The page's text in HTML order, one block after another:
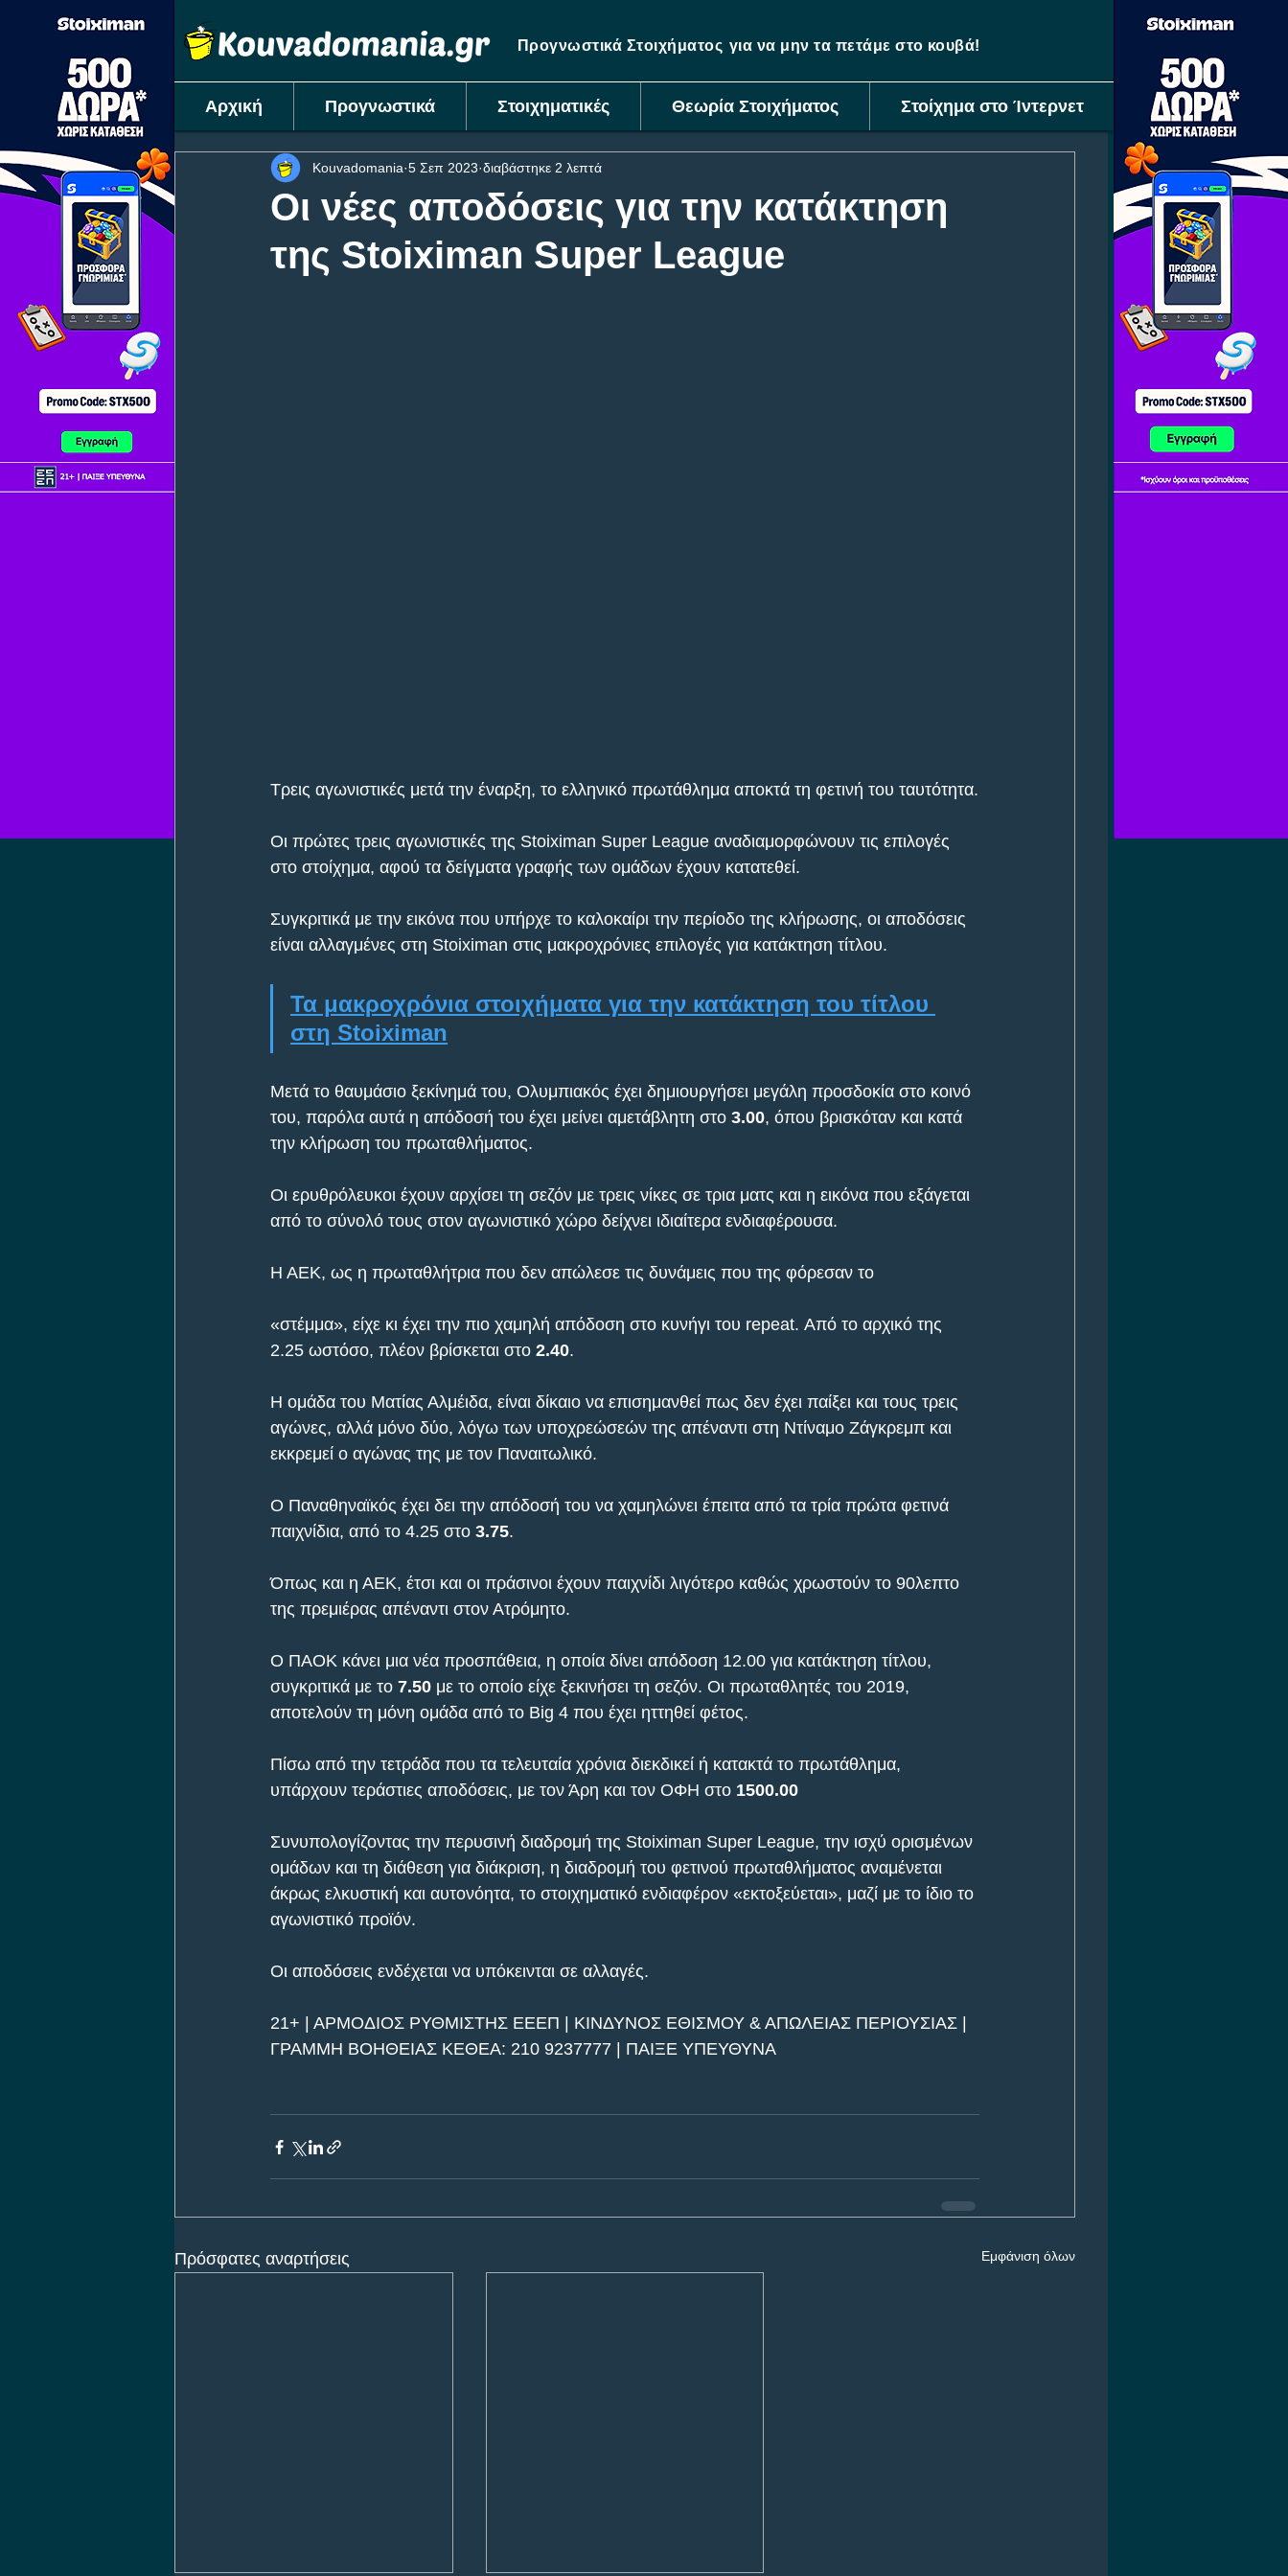
Προγνωστικά Στοιχήματος για να μην τα πετάμε στο κουβά!
Αρχική Προγνωστικά Στοιχηματικές Θεωρία Στοιχήματος Στοίχημα στο Ίντερνετ
Οι νέες αποδόσεις για την κατάκτηση
της Stoiximan Super League
Kouvadomania 5 Σεπ 2023 διαβάστηκε 2 λεπτά
Τρεις αγωνιστικές μετά την έναρξη, το ελληνικό πρωτάθλημα αποκτά τη φετινή του ταυτότητα.
Οι πρώτες τρεις αγωνιστικές της Stoiximan Super League αναδιαμορφώνουν τις επιλογές
στο στοίχημα, αφού τα δείγματα γραφής των ομάδων έχουν κατατεθεί.
Συγκριτικά με την εικόνα που υπήρχε το καλοκαίρι την περίοδο της κλήρωσης, οι αποδόσεις
είναι αλλαγμένες στη Stoiximan στις μακροχρόνιες επιλογές για κατάκτηση τίτλου.
Τα μακροχρόνια στοιχήματα για την κατάκτηση του τίτλου
στη Stoiximan
Μετά το θαυμάσιο ξεκίνημά του, Ολυμπιακός έχει δημιουργήσει μεγάλη προσδοκία στο κοινό
του, παρόλα αυτά η απόδοσή του έχει μείνει αμετάβλητη στο 3.00, όπου βρισκόταν και κατά
την κλήρωση του πρωταθλήματος.
Οι ερυθρόλευκοι έχουν αρχίσει τη σεζόν με τρεις νίκες σε τρια ματς και η εικόνα που εξάγεται
από το σύνολό τους στον αγωνιστικό χώρο δείχνει ιδιαίτερα ενδιαφέρουσα.
Η ΑΕΚ, ως η πρωταθλήτρια που δεν απώλεσε τις δυνάμεις που της φόρεσαν το
«στέμμα», είχε κι έχει την πιο χαμηλή απόδοση στο κυνήγι του repeat. Από το αρχικό της
2.25 ωστόσο, πλέον βρίσκεται στο 2.40.
Η ομάδα του Ματίας Αλμέιδα, είναι δίκαιο να επισημανθεί πως δεν έχει παίξει και τους τρεις
αγώνες, αλλά μόνο δύο, λόγω των υποχρεώσεών της απέναντι στη Ντίναμο Ζάγκρεμπ και
εκκρεμεί ο αγώνας της με τον Παναιτωλικό.
Ο Παναθηναϊκός έχει δει την απόδοσή του να χαμηλώνει έπειτα από τα τρία πρώτα φετινά
παιχνίδια, από το 4.25 στο 3.75.
Όπως και η ΑΕΚ, έτσι και οι πράσινοι έχουν παιχνίδι λιγότερο καθώς χρωστούν το 90λεπτο
της πρεμιέρας απέναντι στον Ατρόμητο.
Ο ΠΑΟΚ κάνει μια νέα προσπάθεια, η οποία δίνει απόδοση 12.00 για κατάκτηση τίτλου,
συγκριτικά με το 7.50 με το οποίο είχε ξεκινήσει τη σεζόν. Οι πρωταθλητές του 2019,
αποτελούν τη μόνη ομάδα από το Big 4 που έχει ηττηθεί φέτος.
Πίσω από την τετράδα που τα τελευταία χρόνια διεκδικεί ή κατακτά το πρωτάθλημα,
υπάρχουν τεράστιες αποδόσεις, με τον Άρη και τον ΟΦΗ στο 1500.00
Συνυπολογίζοντας την περυσινή διαδρομή της Stoiximan Super League, την ισχύ ορισμένων
ομάδων και τη διάθεση για διάκριση, η διαδρομή του φετινού πρωταθλήματος αναμένεται
άκρως ελκυστική και αυτονόητα, το στοιχηματικό ενδιαφέρον «εκτοξεύεται», μαζί με το ίδιο το
αγωνιστικό προϊόν.
Οι αποδόσεις ενδέχεται να υπόκεινται σε αλλαγές.
21+ | ΑΡΜΟΔΙΟΣ ΡΥΘΜΙΣΤΗΣ ΕΕΕΠ | ΚΙΝΔΥΝΟΣ ΕΘΙΣΜΟΥ & ΑΠΩΛΕΙΑΣ ΠΕΡΙΟΥΣΙΑΣ |
ΓΡΑΜΜΗ ΒΟΗΘΕΙΑΣ ΚΕΘΕΑ: 210 9237777 | ΠΑΙΞΕ ΥΠΕΥΘΥΝΑ
Πρόσφατες αναρτήσεις Εμφάνιση όλων